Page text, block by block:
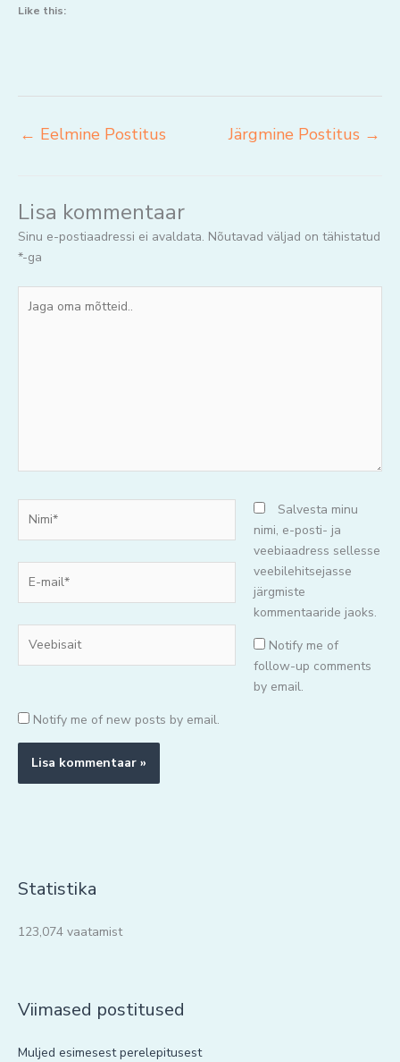
Like this:
← Eelmine Postitus Järgmine Postitus →
Lisa kommentaar
Sinu e-postiaadressi ei avaldata. Nõutavad väljad on tähistatud
*-ga
oma
mail*
Salvesta minu
nimi, e-posti- ja
veebiaadress sellesse
veebilehitsejasse
järgmiste
kommentaaride jaoks.
Notify me of
follow-up comments
by email.
Notify me of new posts by email.
Statistika
123,074 vaatamist
Viimased postitused
Muljed esimesest perelepitusest